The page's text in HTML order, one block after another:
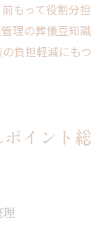
もって役割分担
理の葬儀豆知識
負担軽減にもつ
イント総